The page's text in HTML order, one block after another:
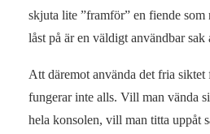
skjuta lite ”framför” en fiende som
låst på är en väldigt användbar sak
Att däremot använda det fria
fungerar inte alls. Vill man vända
hela konsolen, vill man titta uppåt